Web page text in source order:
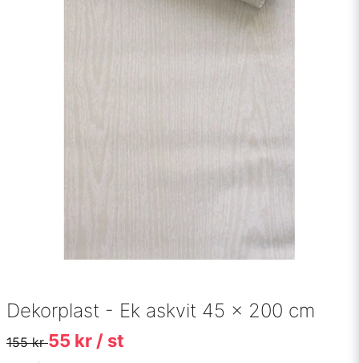
Dekorplast - Ek askvit 45 x 200 cm
155 kr55 kr / st